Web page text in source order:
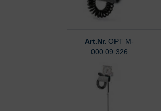
Art.Nr. OPT M-
000.09.326